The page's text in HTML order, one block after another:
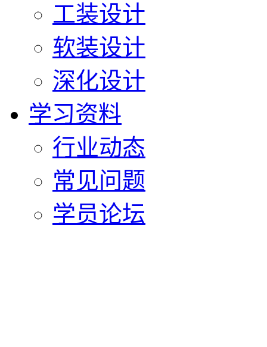
工装设计
软装设计
深化设计
学习资料
行业动态
常见问题
学员论坛